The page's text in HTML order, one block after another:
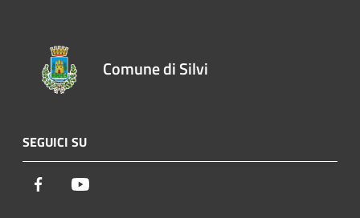
Comune di Silvi
SEGUICI SU
Facebook